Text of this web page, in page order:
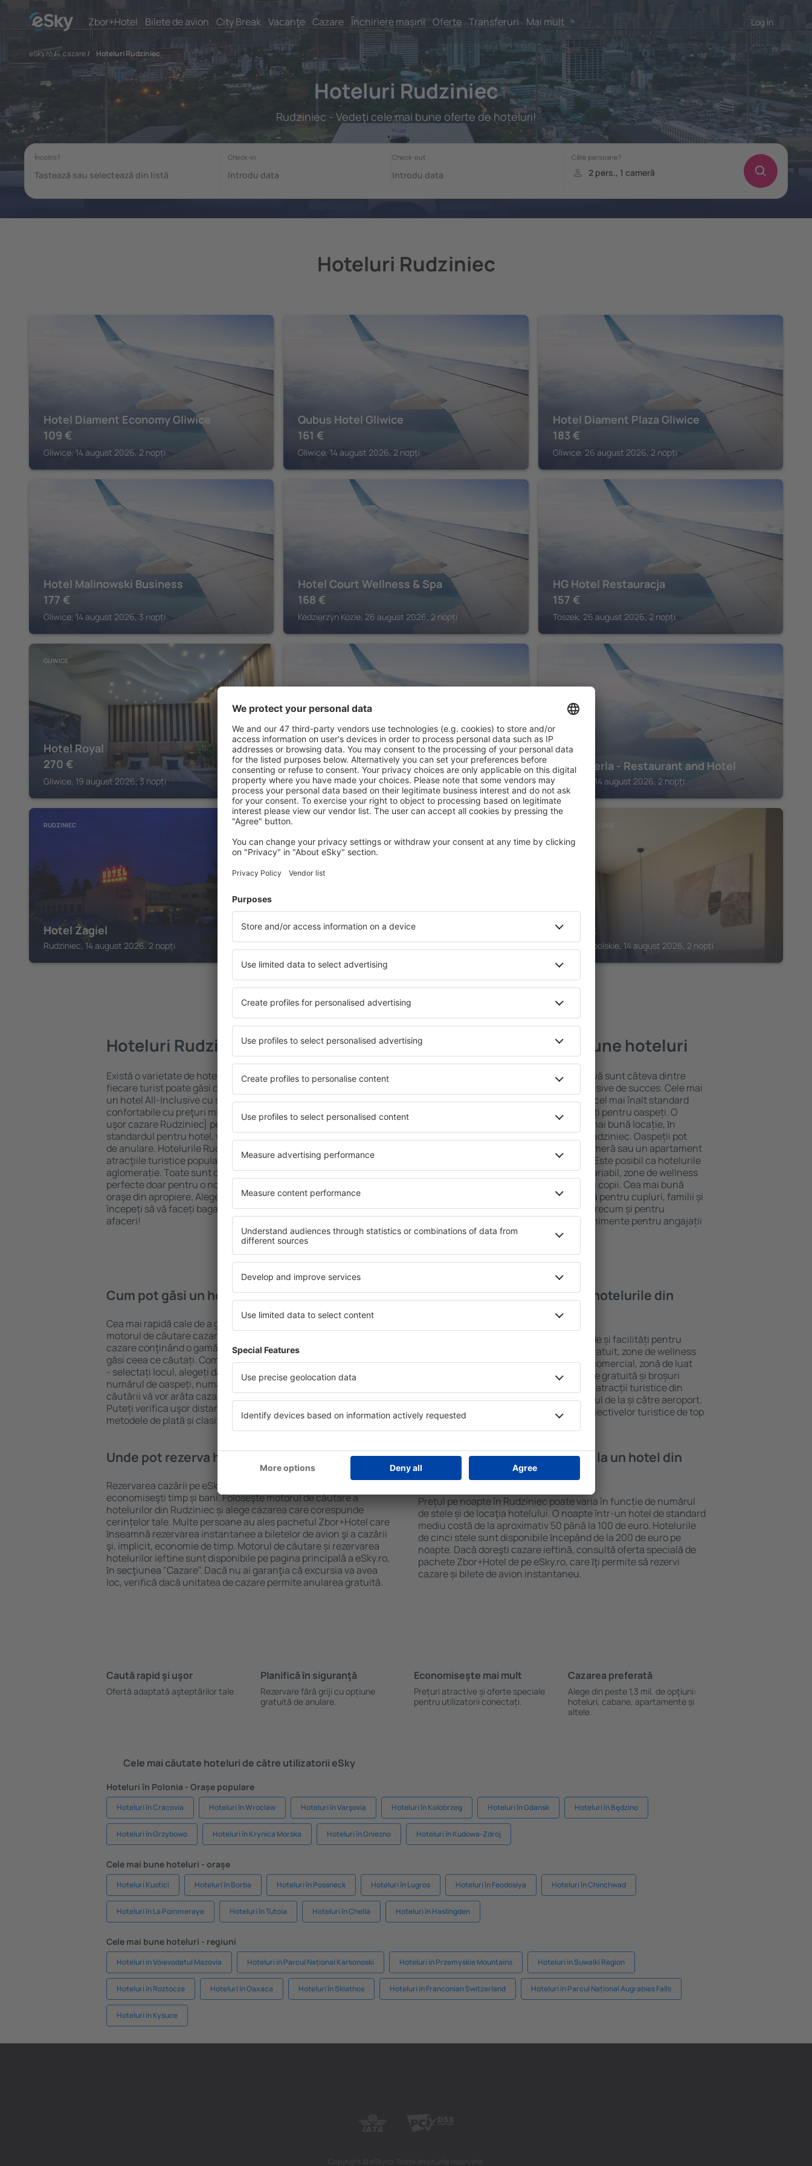
Zbor+Hotel Bilete de avion City Break Vacanţe Cazare Închiriere mașini Oferte Transferuri Mai mult Log in
eSky.ro/ cazare/ Hoteluri Rudziniec
Hoteluri Rudziniec
Rudziniec - Vedeţi cele mai bune oferte de hoteluri!
Hoteluri Rudziniec
Hotel Diament Economy Gliwice
109 €
Gliwice, 14 august 2026, 2 nopți
Qubus Hotel Gliwice
161 €
Gliwice, 14 august 2026, 2 nopți
Hotel Diament Plaza Gliwice
183 €
Gliwice, 26 august 2026, 2 nopți
Hotel Malinowski Business
177 €
Gliwice, 14 august 2026, 3 nopți
KEDZIERZYN KOZLE
Hotel Court Wellness & Spa
168 €
Kedzierzyn Kozle, 26 august 2026, 2 nopți
HG Hotel Restauracja
157 €
Toszek, 26 august 2026, 2 nopți
GLIWICE
Hotel Royal
270 €
Gliwice, 19 august 2026, 3 nopți
Hotel Malinowski Leśny
Gliwice, 14 august 2026, 2 nopți
Lesna Perla - Restaurant and Hotel
Rudziniec, 14 august 2026, 2 nopți
RUDZINIEC
Hotel Żagiel
Rudziniec, 14 august 2026, 2 nopți
Zajazd Polonia
Kedzierzyn Kozle, 14 august 2026, 2 nopți
Moment
Strzelce Opolskie, 14 august 2026, 2 nopți
Hoteluri Rudziniec
Există o varietate de hoteluri disponibile Rudziniec, astfel încât
fiecare turist poate găsi cazare potrivită nevoilor sale. Preferați
un hotel All-Inclusive cu standarde ȋnalte sau preferați hoteluri
confortabile cu preţuri mici? Cu ajutorul nostru puteți rezerva
uşor cazare Rudziniec} pentru orice buget! Selectați destinația şi
standardul pentru hotel, verificați metodele de plată și opțiunile
de anulare. Hotelurile Rudziniec sunt situate atât aproape de
atracţiile turistice populare, cât și puțin mai departe de
aglomerație. Toate sunt disponibile pentru o vacanță lungă sau
perfecte doar pentru o noapte atunci când doriţi să vizitaţi şi alte
oraşe din apropiere. Alegeți hotelul care vi se potriveşte și
începeți să vă faceți bagajele pentru o vacanţă sau călătorie de
afaceri!
Rudziniec – cele mai bune hoteluri
O varietate de servicii și o locație atractivă sunt câteva dintre
elementele cheie ale unui hotel All-Inclusive de succes. Cele mai
bune hoteluri din Rudziniec garantează cel mai înalt standard
pentru servicii și o gamă largă de facilități pentru oaspeți. O
cazare cu standarde ridicate oferă cea mai bună locație, ȋn
apropiere de principalele distracţii din Rudziniec. Oaspeții pot
folosi parcarea gratuită și pot alege o cameră sau un apartament
care să corespundă perfect nevoilor lor. Este posibil ca hotelurile
cu standarde ȋnalte să ofere un meniu variabil, zone de wellness
precum spa și fitness, și activități pentru copii. Cea mai bună
cazare Rudziniec este o alegere perfectă pentru cupluri, familii și
persoane aflate în călătorie de afaceri, precum și pentru
companii care doresc să organizeze evenimente pentru angajații
lor.
Cum pot găsi un hotel Rudziniec?
Cea mai rapidă cale de a găsi un hotel Rudziniec este folosind
motorul de căutare cazare eSky. Baza mare de date cu locuri de
cazare conţinând o gamă largă de opţiuni este o garanție că veți
găsi ceea ce căutați. Completați câmpurile motorului de căutare
- selectați locul, alegeți data de check-in și check-out, adăugați
numărul de oaspeți, numărul de camere şi gata! Rezultatele
căutării vă vor arăta cazarea disponibilă ȋn perioada selectată.
Puteți verifica uşor distanța de la hotel ȋn centrul orașului,
metodele de plată și clasificarea hotelului.
Ce fel de facilităţi voi găsi ȋn hotelurile din
Hotelurile Rudziniec au diferite standarde și facilități pentru
oaspeți. Cele mai frecvente sunt Wi-Fi gratuit, zone de wellness
cu SPA, mini bar/seif în cameră, centru comercial, zonă de luat
masa, zonă de joacă pentru copii, parcare gratuită și broșuri
informative despre cele mai interesante atracții turistice din
zonă. Unele proprietăți includ și transferul de la și către aeroport.
Uneori, acestea încurajează vizitarea obiectivelor turistice de top
Rudziniec.
Unde pot rezerva hoteluri ȋn Rudziniec?
Rezervarea cazării pe eSky.ro este o soluție care te va ajuta să
economiseşti timp și bani. Foloseşte motorul de căutare a
hotelurilor din Rudziniec și alege cazarea care corespunde
cerințelor tale. Multe persoane au ales pachetul Zbor+Hotel care
ȋnseamnă rezervarea instantanee a biletelor de avion şi a cazării
şi, implicit, economie de timp. Motorul de căutare și rezervarea
hotelurilor ieftine sunt disponibile pe pagina principală a eSky.ro,
ȋn secţiunea "Cazare". Dacă nu ai garanţia că excursia va avea
loc, verifică dacă unitatea de cazare permite anularea gratuită.
Cât costă o noapte de cazare la un hotel din
Rudziniec?
Prețul pe noapte în Rudziniec poate varia în funcție de numărul
de stele și de locaţia hotelului. O noapte într-un hotel de standard
mediu costă de la aproximativ 50 până la 100 de euro. Hotelurile
de cinci stele sunt disponibile ȋncepând de la 200 de euro pe
noapte. Dacă doreşti cazare ieftină, consultă oferta specială de
pachete Zbor+Hotel de pe eSky.ro, care ȋţi permite să rezervi
cazare și bilete de avion instantaneu.
Caută rapid şi uşor
Ofertă adaptată aşteptărilor tale.
Planifică ȋn siguranţă
Rezervare fără griji cu opțiune
gratuită de anulare.
Economiseşte mai mult
Prețuri atractive și oferte speciale
pentru utilizatorii conectați.
Cazarea preferată
Alege din peste 1,3 mil. de opţiuni:
hoteluri, cabane, apartamente și
altele.
Cele mai căutate hoteluri de către utilizatorii eSky
Hoteluri în Polonia - Orașe populare
Hoteluri în Cracovia Hoteluri în Wroclaw Hoteluri în Varşovia Hoteluri în Kolobrzeg Hoteluri în Gdansk Hoteluri în Będzino
Hoteluri în Grzybowo Hoteluri în Krynica Morska Hoteluri în Gniezno Hoteluri în Kudowa-Zdroj
Cele mai bune hoteluri - orașe
Hoteluri Kustici Hoteluri în Borba Hoteluri în Possneck Hoteluri în Lugros Hoteluri în Feodosiya Hoteluri în Chinchwad
Hoteluri în La Pommeraye Hoteluri în Tutoia Hoteluri în Chella Hoteluri în Haslingden
Cele mai bune hoteluri - regiuni
Hoteluri in Voievodatul Mazovia Hoteluri in Parcul Național Karkonoski Hoteluri in Przemyskie Mountains Hoteluri in Suwalki Region
Hoteluri in Roztocze Hoteluri in Oaxaca Hoteluri în Skiathos Hoteluri in Franconian Switzerland Hoteluri in Parcul Național Augrabies Falls
Hoteluri in Kysuce
Copyright © eSky.ro. Toate drepturile rezervate.